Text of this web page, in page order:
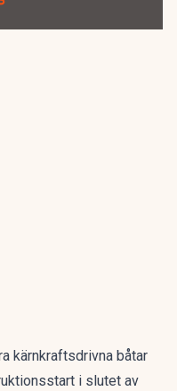
kärnkraftsdrivna båtar
i slutet av